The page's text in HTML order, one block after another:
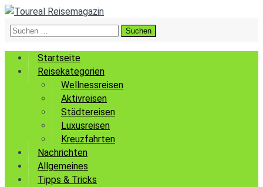
Suchen
Startseite
Reisekategorien
Wellnessreisen
Aktivreisen
Städtereisen
Luxusreisen
Kreuzfahrten
Nachrichten
Allgemeines
Tipps & Tricks